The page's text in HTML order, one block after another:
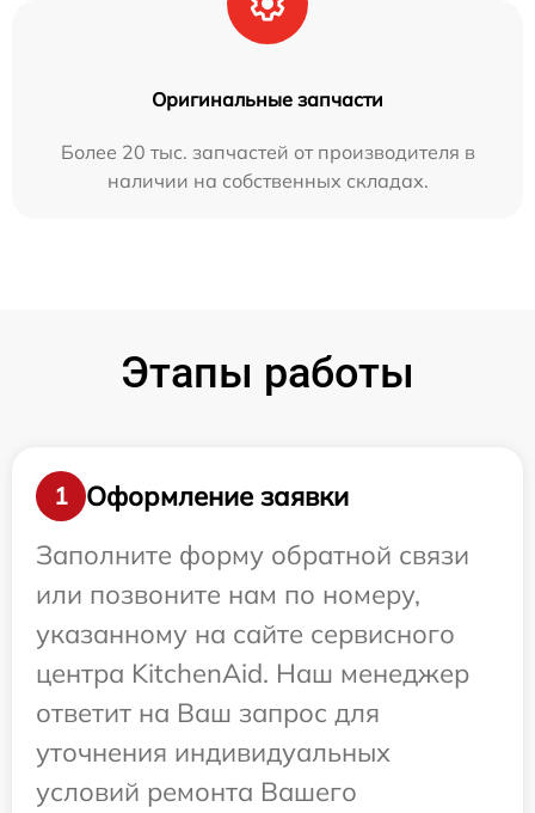
Оригинальные запчасти
Более 20 тыс. запчастей от производителя в
наличии на собственных складах.
Этапы работы
1
Оформление заявки
Заполните форму обратной связи
или позвоните нам по номеру,
указанному на сайте сервисного
центра KitchenAid. Наш менеджер
ответит на Ваш запрос для
уточнения индивидуальных
условий ремонта Вашего